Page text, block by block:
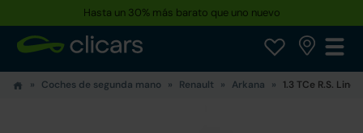
Hasta un 30% más barato que uno nuevo
Coches de segunda mano Renault Arkana 1.3 TCe R.S. Line